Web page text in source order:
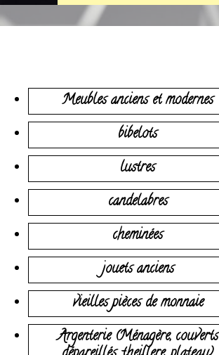
Meubles anciens et modernes
bibelots
lustres
candelabres
cheminées
jouets anciens
vieilles pièces de monnaie
Argenterie (Ménagère, couverts